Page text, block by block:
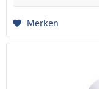
Merken